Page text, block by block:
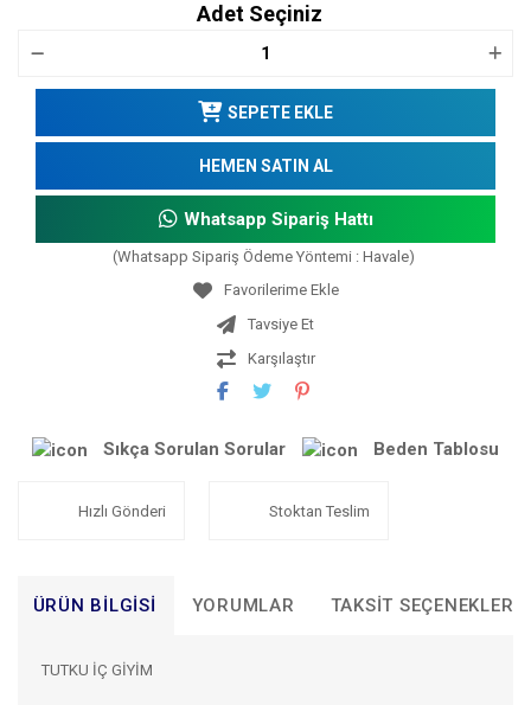
Adet Seçiniz
SEPETE EKLE
HEMEN SATIN AL
Whatsapp Sipariş Hattı
(Whatsapp Sipariş Ödeme Yöntemi : Havale)
Tavsiye Et
Karşılaştır
Sıkça Sorulan Sorular Beden Tablosu
Hızlı Gönderi Stoktan Teslim
ÜRÜN BILGISI YORUMLAR TAKSIT SEÇENEKLERI
TUTKU İÇ GİYİM